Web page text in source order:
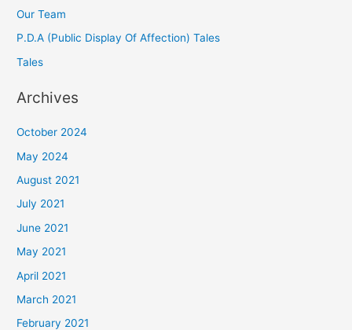
Our Team
P.D.A (Public Display Of Affection) Tales
Tales
Archives
October 2024
May 2024
August 2021
July 2021
June 2021
May 2021
April 2021
March 2021
February 2021